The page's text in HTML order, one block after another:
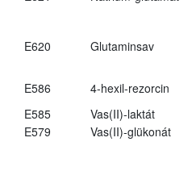
E620 Glutaminsav
E586
4-hexil-rezorcin
E585
Vas(II)-laktát
E579
Vas(II)-glükonát